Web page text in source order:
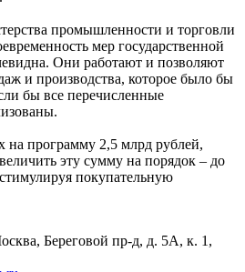
промышленности и торговли
мер государственной
Они работают и позволяют
и производства, которое было бы
бы все перечисленные
программу 2,5 млрд рублей,
эту сумму на порядок – до
покупательную
Береговой пр-д, д. 5А, к. 1,